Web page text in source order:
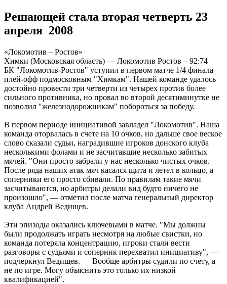
Решающей стала вторая четверть 23
апреля 2008
«Локомотив – Ростов»
Химки (Московская область) — Локомотив Ростов – 92:74
БК "Локомотив-Ростов" уступил в первом матче 1/4 финала
плей-офф подмосковным "Химкам". Нашей команде удалось
достойно провести три четверти из четырех против более
сильного противника, но провал во второй десятиминутке не
позволил "железнодорожникам" побороться за победу.
В первом периоде инициативой завладел "Локомотив". Наша
команда оторвалась в счете на 10 очков, но дальше свое веское
слово сказали судьи, наградившие игроков донского клуба
несколькими фолами и не засчитавшие несколько забитых
мячей. "Они просто забрали у нас несколько чистых очков.
После ряда наших атак мяч касался щита и летел в кольцо, а
соперники его просто сбивали. По правилам такие мячи
засчитываются, но арбитры делали вид будто ничего не
произошло", — отметил после матча генеральный директор
клуба Андрей Ведищев.
Эти эпизоды оказались ключевыми в матче. "Мы должны
были продолжать играть несмотря на любые свистки, но
команда потеряла концентрацию, игроки стали вести
разговоры с судьями и соперник перехватил инициативу", —
подчеркнул Ведищев. — Вообще арбитры судили по счету, а
не по игре. Могу объяснить это только их низкой
квалификацией".